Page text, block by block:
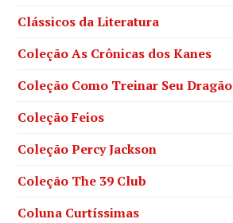
Clássicos da Literatura
Coleção As Crônicas dos Kanes
Coleção Como Treinar Seu Dragão
Coleção Feios
Coleção Percy Jackson
Coleção The 39 Club
Coluna Curtíssimas